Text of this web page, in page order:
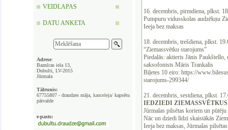
VEIDLAPAS
DATU ANKETA
Adrese:
Baznīcas iela 13,
Dubulti, LV-2015
Jūrmala
Tālrunis:
67755807 - draudzes māja, kanceleja/ kapsētu
pārvalde
e-pasts:
16. decembris, pirmdiena, plkst.
Pumpuru vidusskolas audzēkņu
Ieeja bez maksas
18. decembris, trešdiena, plkst.
“Ziemassvētku starojums”
Piedalās: aktieris Jānis
saksofonists Māris Trankalis
Biļetes 10 eiro: https://
starojums-299344/
21. decembris, sestdiena, plkst.
IEDZIEDI ZIEMASSVĒTKUS
Jūrmalas pilsētas koriem un
Nāc un dziedi līdzi skaistākās
Ieeja bez maksas, Jūrmalas